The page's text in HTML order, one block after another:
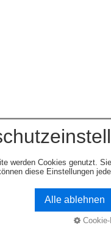
werden Cookies genutzt.
diese Einstellungen
Alle ablehnen
Cookie-